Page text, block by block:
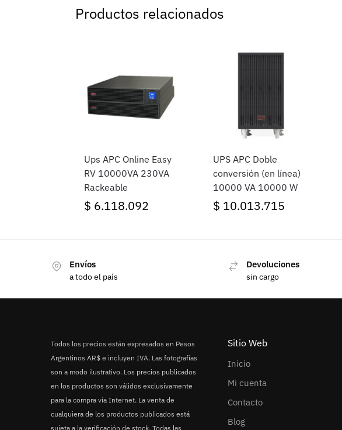
Productos relacionados
Ups APC Online Easy
RV 10000VA 230VA
Rackeable
$ 6.118.092
UPS APC Doble
conversión (en línea)
10000 VA 10000 W
$ 10.013.715
Envíos
a todo el país
Devoluciones
sin cargo
Todos los precios están expresados en Pesos
Argentinos AR$ e incluyen IVA. Las fotografías
son a modo ilustrativo. Los precios publicados
en los productos son válidos exclusivamente
para la compra vía Internet. La venta de
cualquiera de los productos publicados está
sujeta a la verificación de stock. Todas las
Sitio Web
Inicio
Mi cuenta
Contacto
Blog